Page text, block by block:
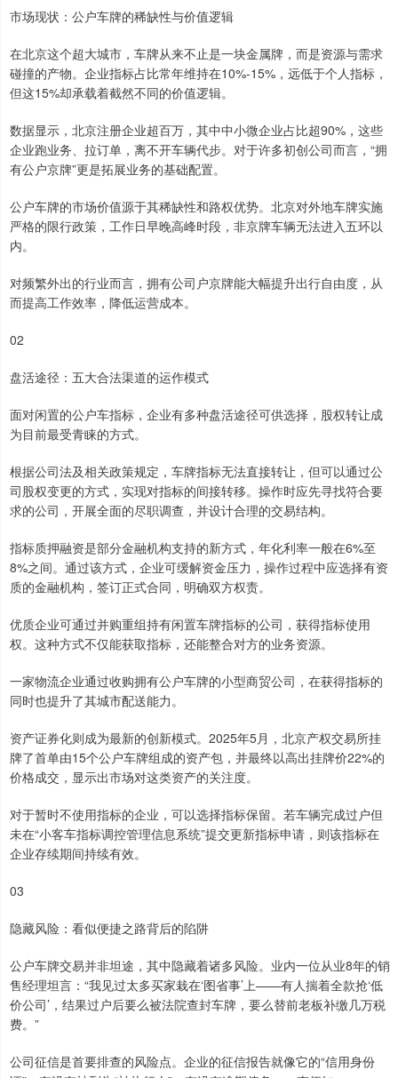
市场现状：公户车牌的稀缺性与价值逻辑
在北京这个超大城市，车牌从来不止是一块金属牌，而是资源与需求
碰撞的产物。企业指标占比常年维持在10%-15%，远低于个人指标，
但这15%却承载着截然不同的价值逻辑。
数据显示，北京注册企业超百万，其中中小微企业占比超90%，这些
企业跑业务、拉订单，离不开车辆代步。对于许多初创公司而言，“拥
有公户京牌”更是拓展业务的基础配置。
公户车牌的市场价值源于其稀缺性和路权优势。北京对外地车牌实施
严格的限行政策，工作日早晚高峰时段，非京牌车辆无法进入五环以
内。
对频繁外出的行业而言，拥有公司户京牌能大幅提升出行自由度，从
而提高工作效率，降低运营成本。
02
盘活途径：五大合法渠道的运作模式
面对闲置的公户车指标，企业有多种盘活途径可供选择，股权转让成
为目前最受青睐的方式。
根据公司法及相关政策规定，车牌指标无法直接转让，但可以通过公
司股权变更的方式，实现对指标的间接转移。操作时应先寻找符合要
求的公司，开展全面的尽职调查，并设计合理的交易结构。
指标质押融资是部分金融机构支持的新方式，年化利率一般在6%至
8%之间。通过该方式，企业可缓解资金压力，操作过程中应选择有资
质的金融机构，签订正式合同，明确双方权责。
优质企业可通过并购重组持有闲置车牌指标的公司，获得指标使用
权。这种方式不仅能获取指标，还能整合对方的业务资源。
一家物流企业通过收购拥有公户车牌的小型商贸公司，在获得指标的
同时也提升了其城市配送能力。
资产证券化则成为最新的创新模式。2025年5月，北京产权交易所挂
牌了首单由15个公户车牌组成的资产包，并最终以高出挂牌价22%的
价格成交，显示出市场对这类资产的关注度。
对于暂时不使用指标的企业，可以选择指标保留。若车辆完成过户但
未在“小客车指标调控管理信息系统”提交更新指标申请，则该指标在
企业存续期间持续有效。
03
隐藏风险：看似便捷之路背后的陷阱
公户车牌交易并非坦途，其中隐藏着诸多风险。业内一位从业8年的销
售经理坦言：“我见过太多买家栽在‘图省事’上——有人揣着全款抢‘低
价公司’，结果过户后要么被法院查封车牌，要么替前老板补缴几万税
费。”
公司征信是首要排查的风险点。企业的征信报告就像它的“信用身份